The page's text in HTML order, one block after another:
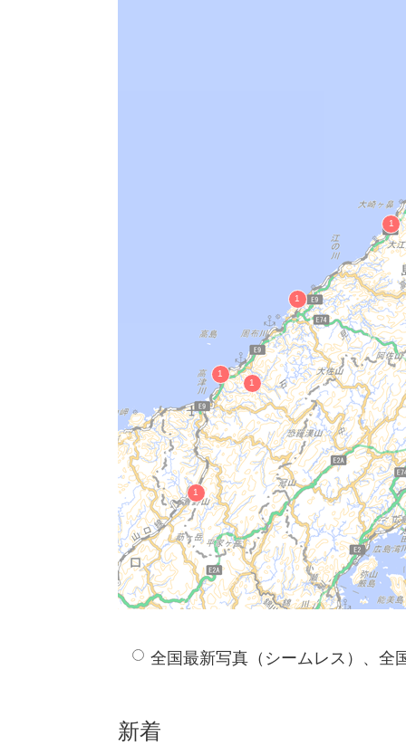
全国最新写真（シームレス）、全
新着